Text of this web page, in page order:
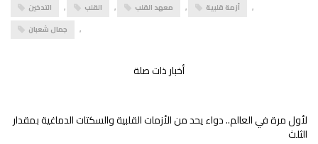
التدخين , القلب , معهد القلب , أزمة قلبية
,
جمال شعبان
,
أخبار ذات صلة
لأول مرة في العالم.. دواء يحد من الأزمات القلبية والسكتات الدماغية بمقدار
الثلث